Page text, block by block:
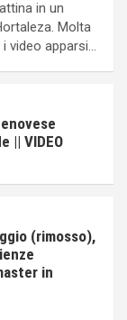
in un
Molta
video apparsi…
|| VIDEO
(rimosso),
in